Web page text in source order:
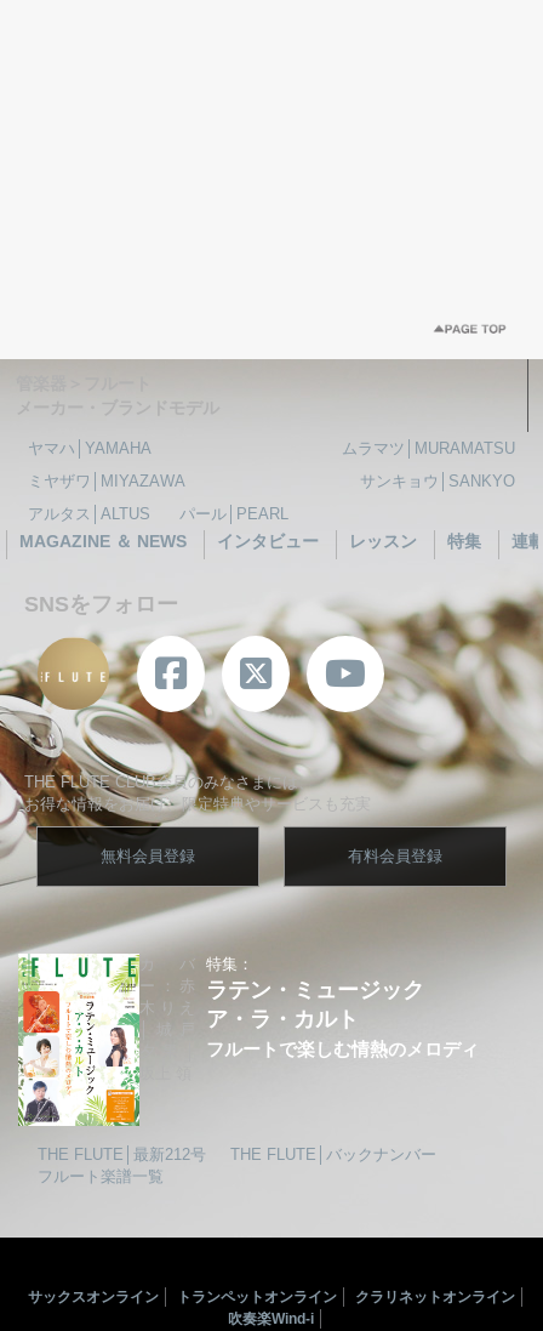
ヤマハ│YAMAHA
ムラマツ│MURAMATSU
ミヤザワ│MIYAZAWA
サンキョウ│SANKYO
アルタス│ALTUS
パール│PEARL
MAGAZINE ＆ NEWS インタビュー レッスン 特集 連
SNSをフォロー
THE FLUTE CLUB会員のみなさまには、
お得な情報をお届け、限定特典やサービスも充実
無料会員登録 有料会員登録
特集：
ラテン・ミュージック
ア・ラ・カルト
フルートで楽しむ情熱のメロディ
カバ
ー：赤
木りえ
THE FLUTE│最新212号
THE FLUTE│バックナンバー
フルート楽譜一覧
サックスオンライン トランペットオンライン
クラリネットオンライン
吹奏楽Wind-i